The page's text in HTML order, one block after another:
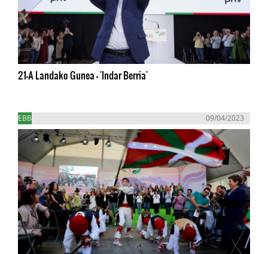
21-A Landako Gunea - 'Indar Berria'
EBB 09/04/2023